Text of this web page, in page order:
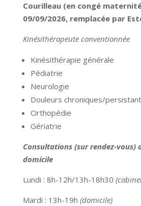
Courilleau (en congé maternité
09/09/2026, remplacée par
Kinésithérapeute conventionnée
Kinésithérapie générale
Pédiatrie
Neurologie
Douleurs chroniques/
Orthopédie
Gériatrie
Consultations (sur rendez-vous)
domicile
Lundi : 8h-12h/13h-18h30
Mardi : 13h-19h (domicile)